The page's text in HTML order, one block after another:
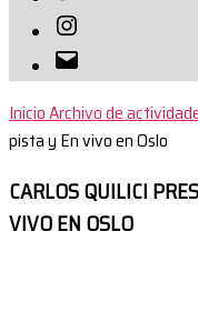
Instagram
Correo
electrónico
InicioArchivo de
pista y En vivo en Oslo
CARLOS QUILICI
VIVO EN OSLO